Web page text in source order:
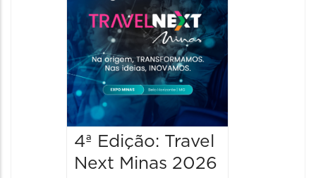
4ª Edição: Travel
Next Minas 2026